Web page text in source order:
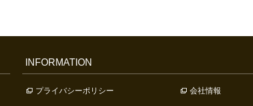
INFORMATION
プライバシーポリシー 会社情報